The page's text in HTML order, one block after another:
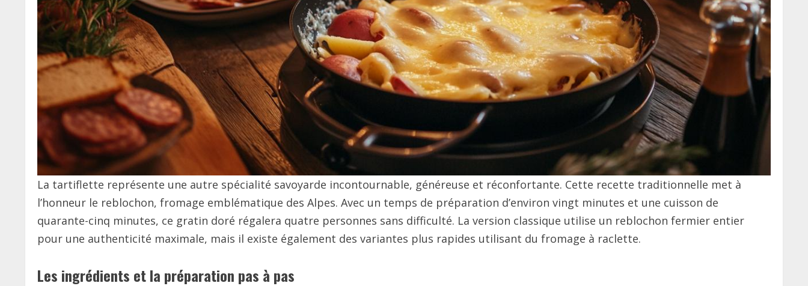
La tartiflette représente une autre spécialité savoyarde incontournable, généreuse et réconfortante. Cette recette traditionnelle met à
l’honneur le reblochon, fromage emblématique des Alpes. Avec un temps de préparation d’environ vingt minutes et une cuisson de
quarante-cinq minutes, ce gratin doré régalera quatre personnes sans difficulté. La version classique utilise un reblochon fermier entier
pour une authenticité maximale, mais il existe également des variantes plus rapides utilisant du fromage à raclette.
Les ingrédients et la préparation pas à pas